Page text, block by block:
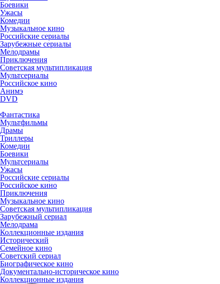
Боевики
Ужасы
Комедии
Музыкальное кино
Российские сериалы
Зарубежные сериалы
Мелодрамы
Приключения
Советская мультипликация
Мультсериалы
Российское кино
Анимэ
DVD
Фантастика
Мультфильмы
Драмы
Триллеры
Комедии
Боевики
Мультсериалы
Ужасы
Российские сериалы
Российское кино
Приключения
Музыкальное кино
Советская мультипликация
Зарубежный сериал
Мелодрама
Коллекционные издания
Исторический
Семейное кино
Советский сериал
Биографическое кино
Документально-историческое кино
Коллекционные издания